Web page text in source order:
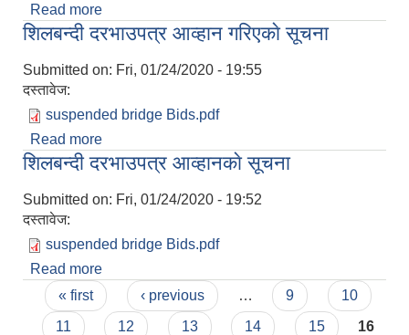
Read more
शिलबन्दी दरभाउपत्र आव्हान गरिएकाे सूचना
Submitted on: Fri, 01/24/2020 - 19:55
दस्तावेज:
suspended bridge Bids.pdf
Read more
शिलबन्दी दरभाउपत्र आव्हानकाे सूचना
Submitted on: Fri, 01/24/2020 - 19:52
दस्तावेज:
suspended bridge Bids.pdf
Read more
Pages
« first ‹ previous … 9
10
11
12 13 14 15
16